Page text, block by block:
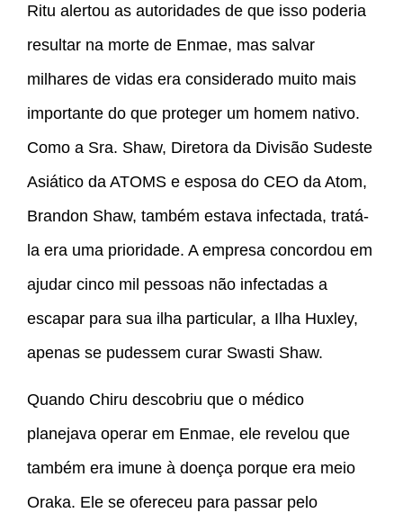
Ritu alertou as autoridades de que isso poderia
resultar na morte de Enmae, mas salvar
milhares de vidas era considerado muito mais
importante do que proteger um homem nativo.
Como a Sra. Shaw, Diretora da Divisão Sudeste
Asiático da ATOMS e esposa do CEO da Atom,
Brandon Shaw, também estava infectada, tratá-
la era uma prioridade. A empresa concordou em
ajudar cinco mil pessoas não infectadas a
escapar para sua ilha particular, a Ilha Huxley,
apenas se pudessem curar Swasti Shaw.
Quando Chiru descobriu que o médico
planejava operar em Enmae, ele revelou que
também era imune à doença porque era meio
Oraka. Ele se ofereceu para passar pelo